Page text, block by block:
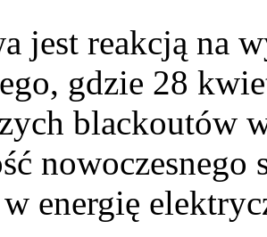
jest reakcją na
gdzie 28
blackoutów
nowoczesnego
energię